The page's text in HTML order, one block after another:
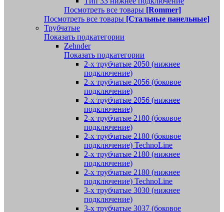
Посмотреть все товары [Rommer]
Посмотреть все товары [Стальные панельные]
Трубчатые
Показать подкатегории
Zehnder
Показать подкатегории
2-х трубчатые 2050 (нижнее
подключение)
2-х трубчатые 2056 (боковое
подключение)
2-х трубчатые 2056 (нижнее
подключение)
2-х трубчатые 2180 (боковое
подключение)
2-х трубчатые 2180 (боковое
подключение) TechnoLine
2-х трубчатые 2180 (нижнее
подключение)
2-х трубчатые 2180 (нижнее
подключение) TechnoLine
3-х трубчатые 3030 (нижнее
подключение)
3-х трубчатые 3037 (боковое